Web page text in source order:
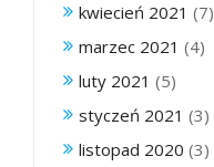
kwiecień 2021 (7)
marzec 2021 (4)
luty 2021 (5)
styczeń 2021 (3)
listopad 2020 (3)